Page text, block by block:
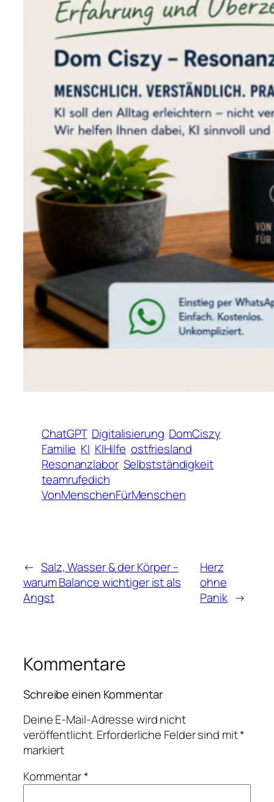
ChatGPT Digitalisierung DomCiszy
Familie KI KIHilfe ostfriesland
Resonanzlabor Selbstständigkeit
teamrufedich
VonMenschenFürMenschen
← Salz, Wasser & der Körper –
warum Balance wichtiger ist als
Angst
Herz
ohne
Panik →
Kommentare
Schreibe einen Kommentar
Deine E-Mail-Adresse wird nicht
veröffentlicht.Erforderliche Felder sind mit*
markiert
Kommentar*